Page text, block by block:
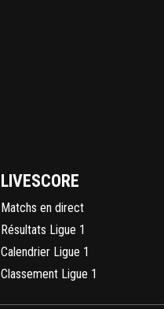
LIVESCORE
Matchs en direct
Résultats Ligue 1
Calendrier Ligue 1
Classement Ligue 1